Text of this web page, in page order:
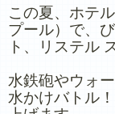
この夏、ホテ
プール）で、
ト、リステル
水鉄砲やウォ
水かけバトル